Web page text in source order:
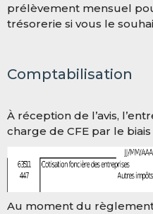
prélèvement mensuel
trésorerie si vous le
Comptabilisation
À réception de l’avis,
charge de CFE par le
Au moment du